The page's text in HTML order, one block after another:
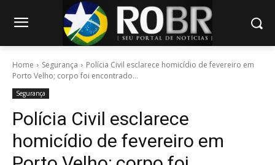
Home Segurança
Polícia Civil esclarece homicídio de fevereiro em
Porto Velho; corpo foi encontrado...
Segurança
Polícia Civil esclarece
homicídio de fevereiro em